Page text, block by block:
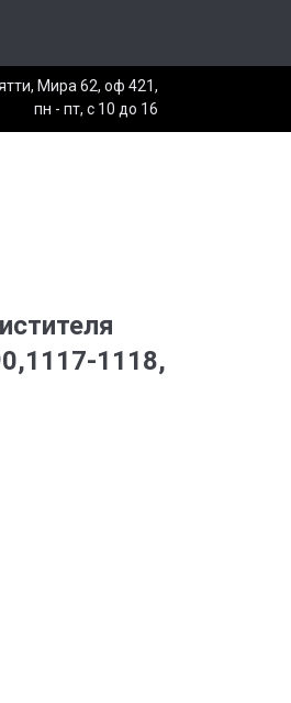
Мира 62, оф 421,
пн - пт, с 10 до 16
1118,